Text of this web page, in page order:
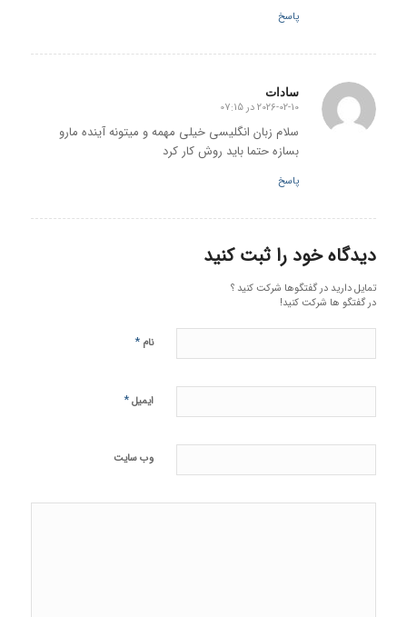
پاسخ
سادات
گفته:
2026-02-10 در 07:15
سلام زبان انگلیسی خیلی مهمه و میتونه آینده مارو
بسازه حتما باید روش کار کرد
پاسخ
دیدگاه خود را ثبت کنید
تمایل دارید در گفتگوها شرکت کنید ؟
در گفتگو ها شرکت کنید!
نام *
ایمیل*
وب‌ سایت